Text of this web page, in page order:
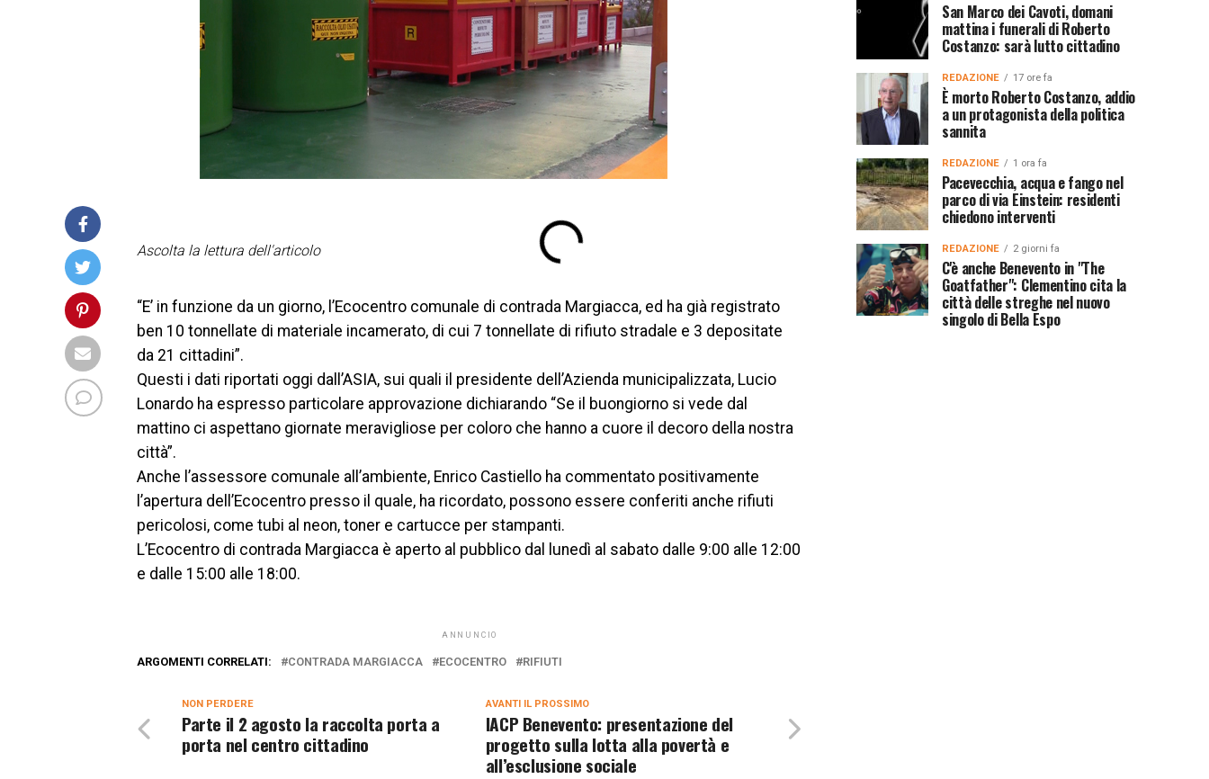
Ascolta la lettura dell'articolo
“E’ in funzione da un giorno, l’Ecocentro comunale di contrada Margiacca, ed ha già registrato
ben 10 tonnellate di materiale incamerato, di cui 7 tonnellate di rifiuto stradale e 3 depositate
da 21 cittadini”.
Questi i dati riportati oggi dall’ASIA, sui quali il presidente dell’Azienda municipalizzata, Lucio
Lonardo ha espresso particolare approvazione dichiarando “Se il buongiorno si vede dal
mattino ci aspettano giornate meravigliose per coloro che hanno a cuore il decoro della nostra
città”.
Anche l’assessore comunale all’ambiente, Enrico Castiello ha commentato positivamente
l’apertura dell’Ecocentro presso il quale, ha ricordato, possono essere conferiti anche rifiuti
pericolosi, come tubi al neon, toner e cartucce per stampanti.
L’Ecocentro di contrada Margiacca è aperto al pubblico dal lunedì al sabato dalle 9:00 alle 12:00
e dalle 15:00 alle 18:00.
ANNUNCIO
ARGOMENTI CORRELATI: CONTRADA MARGIACCA ECOCENTRO RIFIUTI
AVANTI IL ​​PROSSIMO
IACP Benevento: presentazione del
progetto sulla lotta alla povertà e
all’esclusione sociale
NON PERDERE
Parte il 2 agosto la raccolta porta a
porta nel centro cittadino
San Marco dei Cavoti, domani
mattina i funerali di Roberto
Costanzo: sarà lutto cittadino
REDAZIONE 17 ore fa
È morto Roberto Costanzo, addio
a un protagonista della politica
sannita
REDAZIONE 1 ora fa
Pacevecchia, acqua e fango nel
parco di via Einstein: residenti
chiedono interventi
REDAZIONE 2 giorni fa
C'è anche Benevento in "The
Goatfather": Clementino cita la
città delle streghe nel nuovo
singolo di Bella Espo